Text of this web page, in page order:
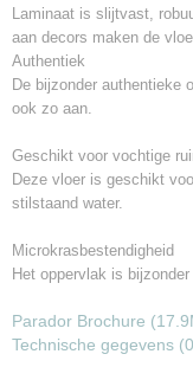
Laminaat is slijtvast,
aan decors maken de
Authentiek
De bijzonder authentieke
ook zo aan.
Geschikt voor vochtige
Deze vloer is geschikt
stilstaand water.
Microkrasbestendigheid
Het oppervlak is
Parador Brochure
Technische gegevens